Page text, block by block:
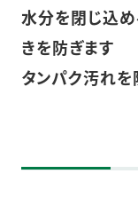
水分を閉じ込
きを防ぎます
タンパク汚れ